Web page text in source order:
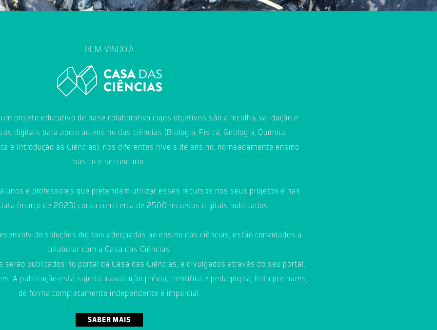
BEM-VINDO À
projeto educativo de base colaborativa cujos objetivos são a recolha, validação e
digitais para apoio ao ensino das ciências (Biologia, Física, Geologia, Química,
e Introdução às Ciências), nos diferentes níveis de ensino, nomeadamente ensino
básico e secundário.
e professores que pretendam utilizar esses recursos nos seus projetos e nas
(março de 2023) conta com cerca de 2500 recursos digitais publicados.
soluções digitais adequadas ao ensino das ciências, estão convidados a
colaborar com a Casa das Ciências.
publicados no portal da Casa das Ciências, e divulgados através do seu portal,
A publicação está sujeita a avaliação prévia, científica e pedagógica, feita por pares,
de forma completamente independente e imparcial.
SABER MAIS